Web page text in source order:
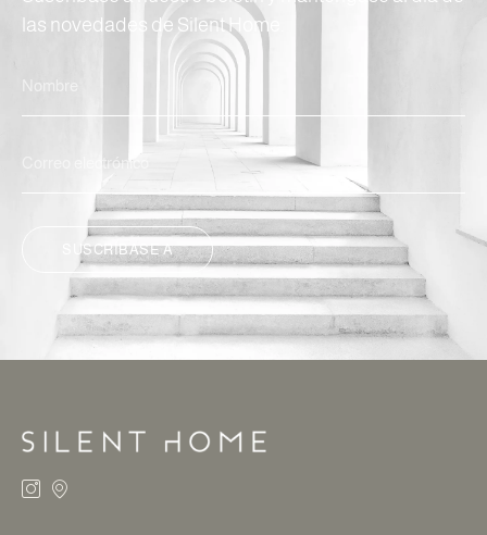
las novedades de Silent Home.
SUSCRÍBASE A